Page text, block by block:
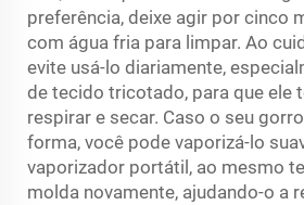
preferência, deixe agir por cinco
com água fria para limpar. Ao
evite usá-lo diariamente,
de tecido tricotado, para que ele
respirar e secar. Caso o seu
forma, você pode vaporizá-lo
vaporizador portátil, ao mesmo
molda novamente, ajudando-o a